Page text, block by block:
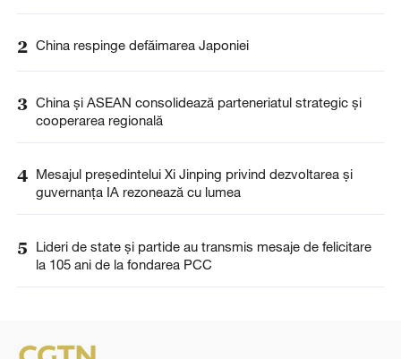
2 China respinge defăimarea Japoniei
3 China și ASEAN consolidează parteneriatul strategic și
cooperarea regională
4 Mesajul președintelui Xi Jinping privind dezvoltarea și
guvernanța IA rezonează cu lumea
5
Lideri de state și partide au transmis mesaje de felicitare
la 105 ani de la fondarea PCC